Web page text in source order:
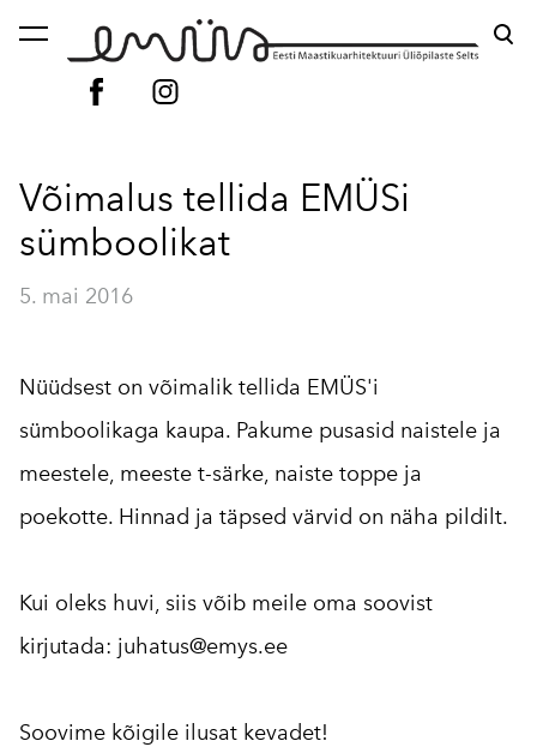
lisati ostukorvi. Vaata ostukorvi
Võimalus tellida EMÜSi
sümboolikat
5. mai 2016
Nüüdsest on võimalik tellida EMÜS'i
sümboolikaga kaupa. Pakume pusasid naistele ja
meestele, meeste t-särke, naiste toppe ja
poekotte. Hinnad ja täpsed värvid on näha pildilt.
Kui oleks huvi, siis võib meile oma soovist
kirjutada: juhatus@emys.ee
Soovime kõigile ilusat kevadet!